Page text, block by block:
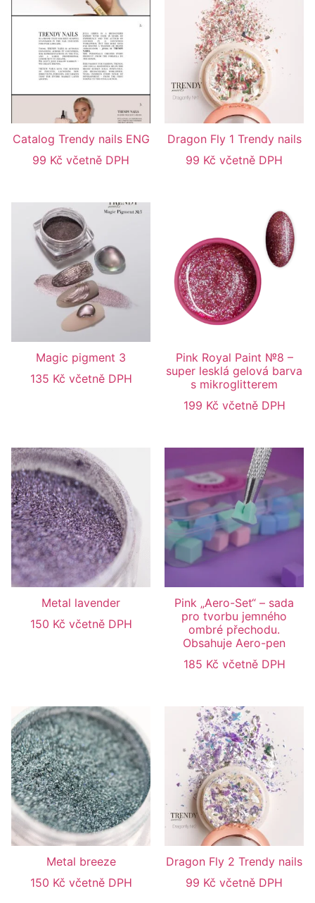
Catalog Trendy nails ENG
99 Kč včetně DPH
Dragon Fly 1 Trendy nails
99 Kč včetně DPH
Magic pigment 3
135 Kč včetně DPH
Pink Royal Paint №8 –
super lesklá gelová barva
s mikroglitterem
199 Kč včetně DPH
Metal lavender
150 Kč včetně DPH
Pink „Aero-Set“ – sada
pro tvorbu jemného
ombré přechodu.
Obsahuje Aero-pen
185 Kč včetně DPH
Metal breeze
150 Kč včetně DPH
Dragon Fly 2 Trendy nails
99 Kč včetně DPH